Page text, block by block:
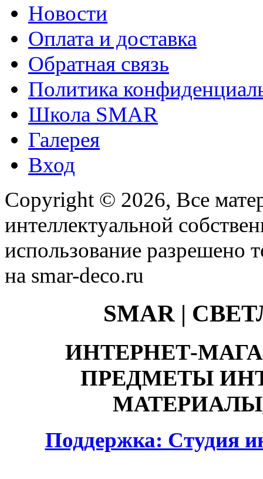
Новости
Оплата и доставка
Обратная связь
Политика
Школа SMAR
Галерея
Вход
Copyright © 2026, Все
интеллектуальной
использование разрешено
на smar-deco.ru
SMAR |
ИНТЕРНЕТ-
ПРЕДМЕТЫ
Поддержка: Студия